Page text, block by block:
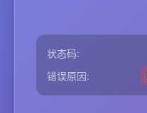
状态码:
错误原因: